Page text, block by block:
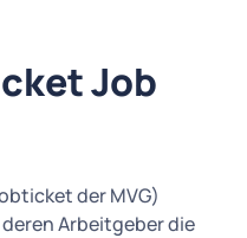
Job
der MVG)
Arbeitgeber die